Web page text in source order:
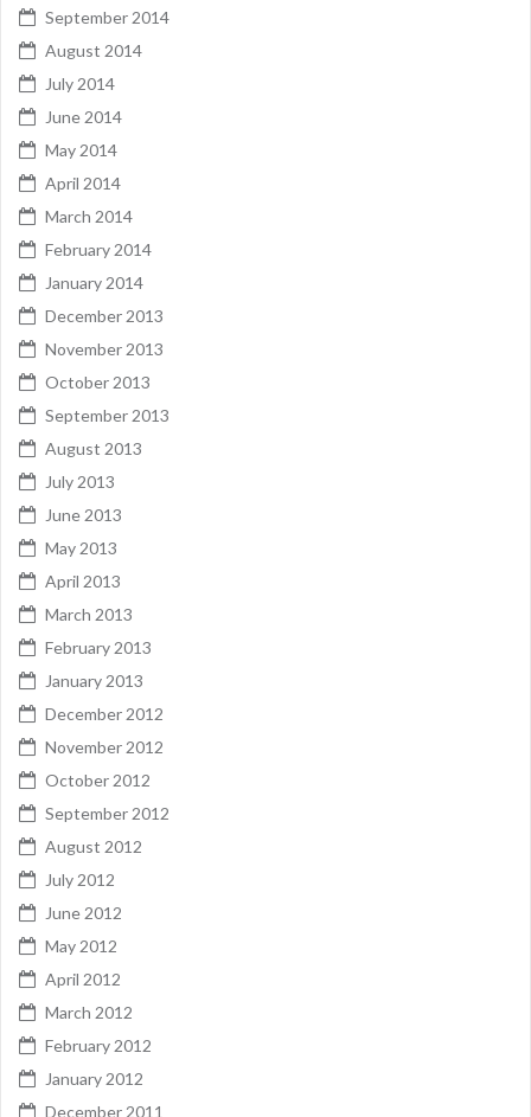
September 2014
August 2014
July 2014
June 2014
May 2014
April 2014
March 2014
February 2014
January 2014
December 2013
November 2013
October 2013
September 2013
August 2013
July 2013
June 2013
May 2013
April 2013
March 2013
February 2013
January 2013
December 2012
November 2012
October 2012
September 2012
August 2012
July 2012
June 2012
May 2012
April 2012
March 2012
February 2012
January 2012
December 2011